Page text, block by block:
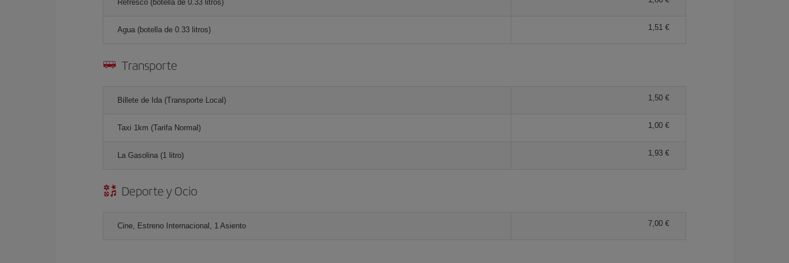
Refresco (botella de 0.33 litros)
Agua (botella de 0.33 litros) 1,51 €
Transporte
Billete de Ida (Transporte Local) 1,50 €
Taxi 1km (Tarifa Normal) 1,00 €
La Gasolina (1 litro) 1,93 €
Deporte y Ocio
Cine, Estreno Internacional, 1 Asiento 7,00 €